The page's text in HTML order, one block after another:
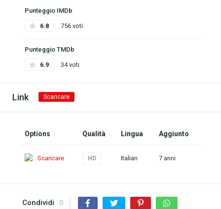
Punteggio IMDb
6.8 756 voti
Punteggio TMDb
6.9 34 voti
Link Scaricare
Options Qualità Lingua Aggiunto
Scaricare HD Italian 7 anni
Condividi 0